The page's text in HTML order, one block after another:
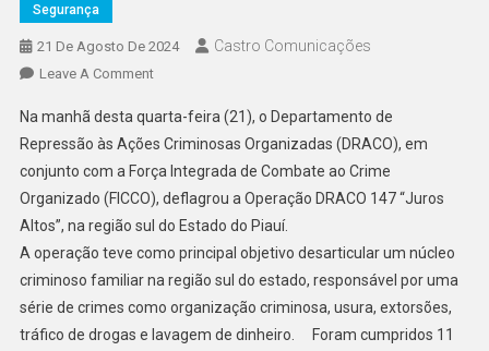
Segurança
21 De Agosto De 2024 Castro Comunicações
Leave A Comment
Na manhã desta quarta-feira (21), o Departamento de
Repressão às Ações Criminosas Organizadas (DRACO), em
conjunto com a Força Integrada de Combate ao Crime
Organizado (FICCO), deflagrou a Operação DRACO 147 “Juros
Altos”, na região sul do Estado do Piauí.
A operação teve como principal objetivo desarticular um núcleo
criminoso familiar na região sul do estado, responsável por uma
série de crimes como organização criminosa, usura, extorsões,
tráfico de drogas e lavagem de dinheiro. Foram cumpridos 11